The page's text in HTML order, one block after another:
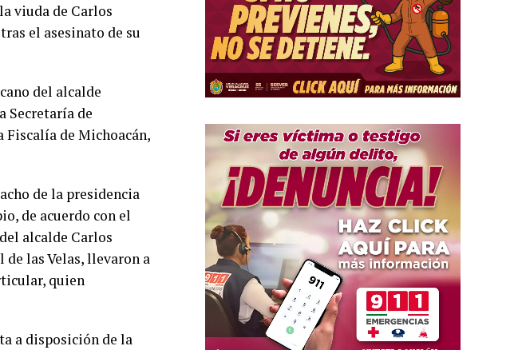
viuda de Carlos
el asesinato de su
del alcalde
Secretaría de
Fiscalía de Michoacán,
de la presidencia
de acuerdo con el
alcalde Carlos
las Velas, llevaron a
quien
a disposición de la